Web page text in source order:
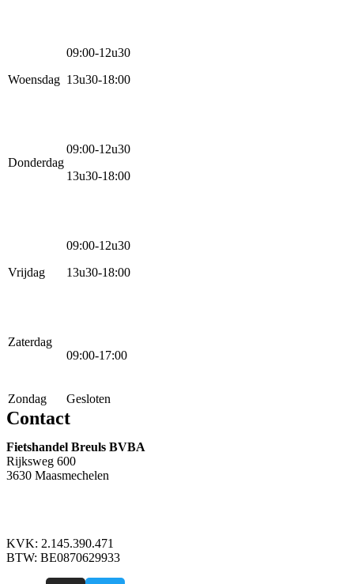
Woensdag
09:00-12u30
13u30-18:00
Donderdag
09:00-12u30
13u30-18:00
Vrijdag
09:00-12u30
13u30-18:00
Zaterdag
09:00-17:00
Zondag Gesloten
Contact
Fietshandel Breuls BVBA
Rijksweg 600
3630 Maasmechelen
KVK: 2.145.390.471
BTW: BE0870629933